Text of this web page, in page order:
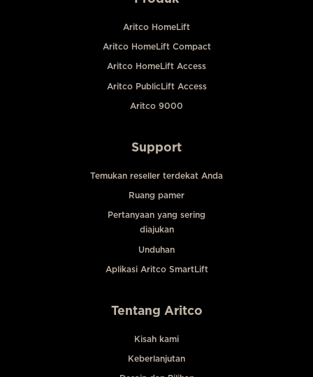
Aritco HomeLift
Aritco HomeLift Compact
Aritco HomeLift Access
Aritco PublicLift Access
Aritco 9000
Support
Temukan reseller terdekat Anda
Ruang pamer
Pertanyaan yang sering
diajukan
Unduhan
Aplikasi Aritco SmartLift
Tentang Aritco
Kisah kami
Keberlanjutan